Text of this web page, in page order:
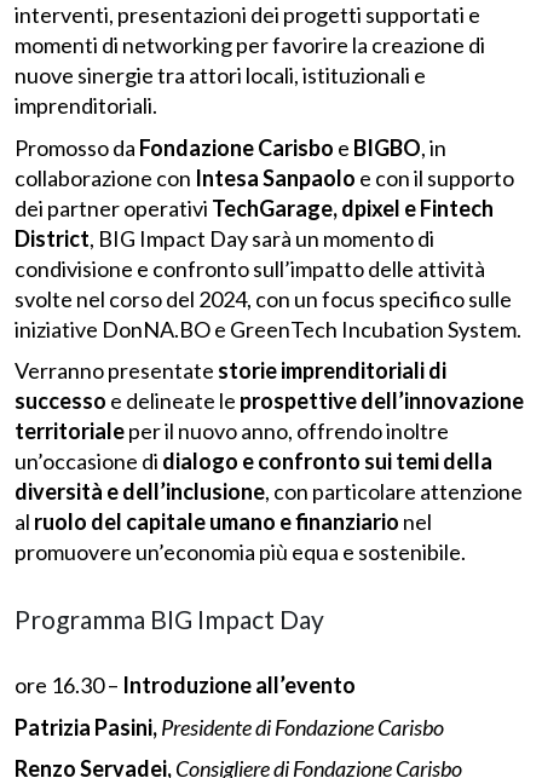
interventi, presentazioni dei progetti supportati e
momenti di networking per favorire la creazione di
nuove sinergie tra attori locali, istituzionali e
imprenditoriali.
Promosso da Fondazione Carisbo e BIGBO, in
collaborazione con Intesa Sanpaolo e con il supporto
dei partner operativi TechGarage, dpixel eFintech
District, BIG Impact Day sarà un momento di
condivisione e confronto sull’impatto delle attività
svolte nel corso del 2024, con un focus specifico sulle
iniziative DonNA.BO e GreenTech Incubation System.
Verranno presentate storie imprenditoriali di
successo e delineate le prospettive dell’innovazione
territorialeper il nuovo anno, offrendo inoltre
un’occasione di dialogo e confronto sui temi della
diversità e dell’inclusione, con particolare attenzione
al ruolo del capitale umano e finanziario nel
promuovere un’economia più equa e sostenibile.
Programma BIG Impact Day
ore 16.30 – Introduzione all’evento
Patrizia Pasini,Presidente di Fondazione Carisbo
Renzo Servadei,Consigliere di Fondazione Carisbo